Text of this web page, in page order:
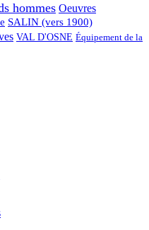
hommes Oeuvres
SALIN (vers 1900)
VAL D'OSNE Équipement de la